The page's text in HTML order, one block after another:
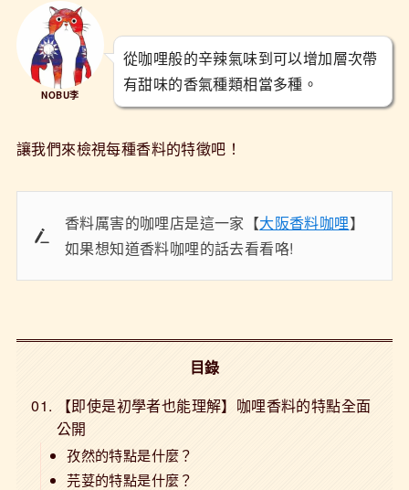
NOBU李
從咖哩般的辛辣氣味到可以增加層次帶
有甜味的香氣種類相當多種。
讓我們來檢視每種香料的特徵吧！
香料厲害的咖哩店是這一家【大阪香料咖哩】
如果想知道香料咖哩的話去看看咯!
目錄
【即使是初學者也能理解】咖哩香料的特點全面
公開
孜然的特點是什麼？
芫荽的特點是什麼？